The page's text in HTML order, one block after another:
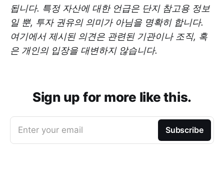
됩니다. 특정 자산에 대한 언급은 단지 참고용 정보
일 뿐, 투자 권유의 의미가 아님을 명확히 합니다.
여기에서 제시된 의견은 관련된 기관이나 조직, 혹
은 개인의 입장을 대변하지 않습니다.
Sign up for more like this.
Enter your email Subscribe